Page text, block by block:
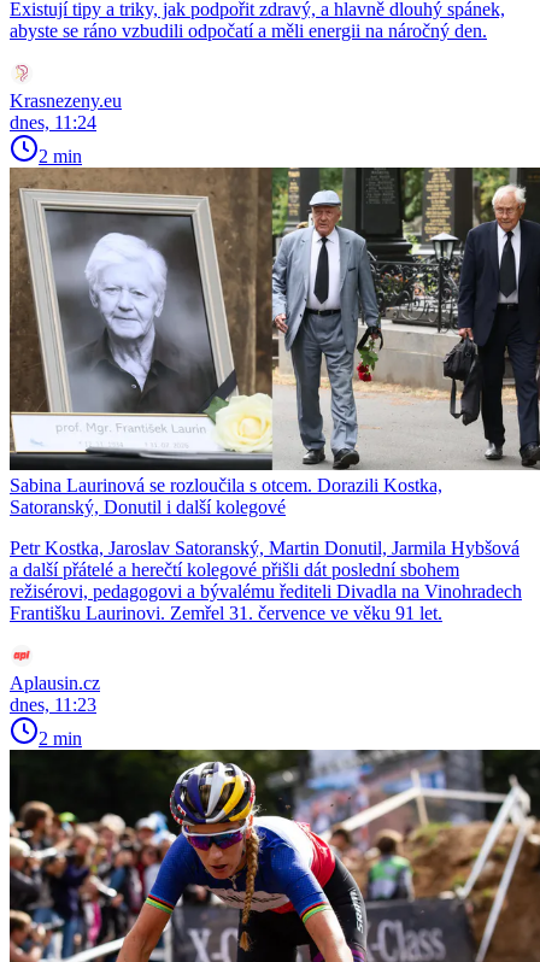
Existují tipy a triky, jak podpořit zdravý, a hlavně dlouhý spánek,
abyste se ráno vzbudili odpočatí a měli energii na náročný den.
Krasnezeny.eu
dnes, 11:24
2 min
Sabina Laurinová se rozloučila s otcem. Dorazili Kostka,
Satoranský, Donutil i další kolegové
Petr Kostka, Jaroslav Satoranský, Martin Donutil, Jarmila Hybšová
a další přátelé a herečtí kolegové přišli dát poslední sbohem
režisérovi, pedagogovi a bývalému řediteli Divadla na Vinohradech
Františku Laurinovi. Zemřel 31. července ve věku 91 let.
Aplausin.cz
dnes, 11:23
2 min